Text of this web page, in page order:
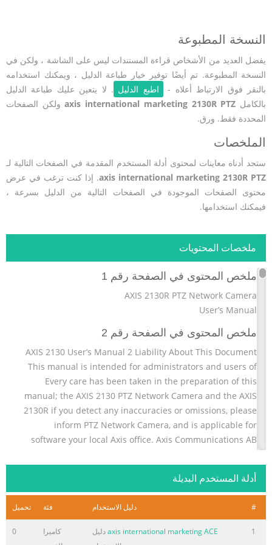
النسخة المطبوعة
يفضل العديد من الأشخاص قراءة المستندات ليس على الشاشة ، ولكن في
النسخة المطبوعة. تم أيضًا توفير خيار طباعة الدليل ، ويمكنك استخدامه
بالنقر فوق الارتباط أعلاه -
اطبع الدليل . لا يتعين عليك طباعة الدليل
بالكامل axis international marketing 2130R PTZولكن الصفحات
المحددة فقط. ورق.
الملخصات
ستجد أدناه معاينات لمحتوى أدلة المستخدم المقدمة في الصفحات التالية لـ
axis international marketing 2130R PTZ. إذا كنت ترغب في عرض
محتوى الصفحات الموجودة في الصفحات التالية من الدليل بسرعة ،
فيمكنك استخدامها.
ملخصات المحتويات
ملخص المحتوى في الصفحة رقم 1
AXIS 2130R PTZ Network Camera
User’s Manual
ملخص المحتوى في الصفحة رقم 2
AXIS 2130 User’s Manual 2 Liability About This Document
This manual is intended for administrators and users of
Every care has been taken in the preparation of this
manual; the AXIS 2130 PTZ Network Camera and the AXIS
2130R if you detect any inaccuracies or omissions, please
inform PTZ Network Camera, and is applicable for
software your local Axis office. Axis Communications AB
for held responsible for any technical or typographical
ملخص المحتوى في الصفحة رقم 3
AXIS 2130/2130R User’s Manual 3 Table Of Contents
. . . . . . . . . . . . . . . . 5 Features and Benefits . . . . . . . . . . . .
أدلة المستخدم البديلة
# دليل الاستخدام فئة تحميل
1
axis international marketing ACEدليل
كاميرا
0